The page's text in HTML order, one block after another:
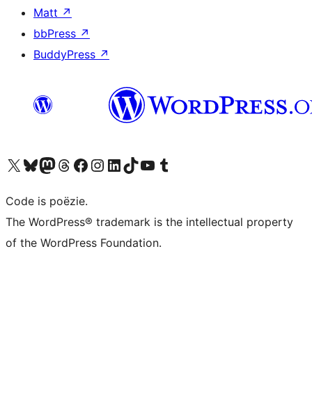
Matt ↗
bbPress ↗
BuddyPress ↗
Bezoek ons X (voorheen Twitter) account
Bezoek ons Bluesky account
Bezoek ons Mastodon account
Bezoek ons Threads account
Onze Facebook pagina bezoeken
Bezoek ons Instagram account
Bezoek ons LinkedIn account
Bezoek ons TikTok account
Bezoek ons YouTube kanaalBezoek ons Tumblr account
Code is poëzie.
The WordPress® trademark is the intellectual property
of the WordPress Foundation.